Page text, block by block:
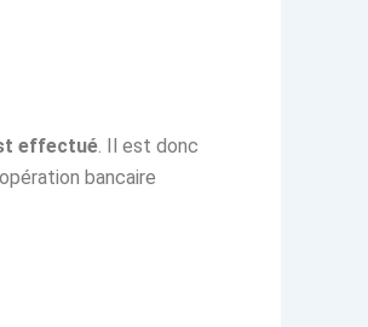
effectué. Il est donc
bancaire